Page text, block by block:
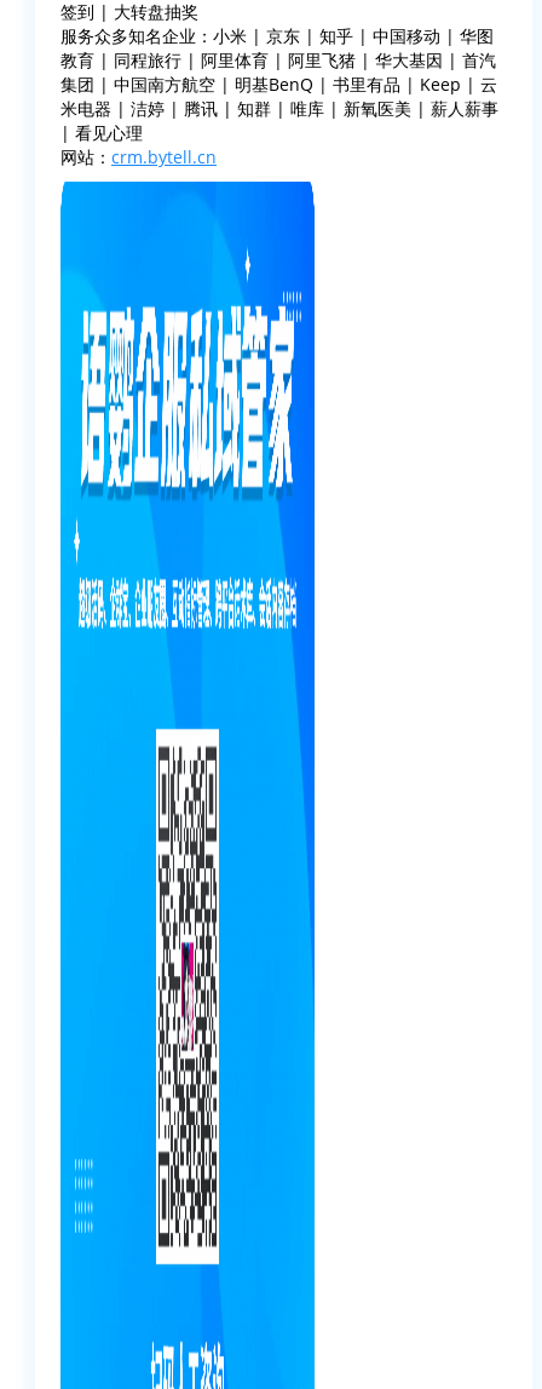
签到 | 大转盘抽奖
服务众多知名企业：小米 | 京东 | 知乎 | 中国移动 | 华图
教育 | 同程旅行 | 阿里体育 | 阿里飞猪 | 华大基因 | 首汽
集团 | 中国南方航空 | 明基BenQ | 书里有品 | Keep | 云
米电器 | 洁婷 | 腾讯 | 知群 | 唯库 | 新氧医美 | 薪人薪事
| 看见心理
网站： crm.bytell.cn